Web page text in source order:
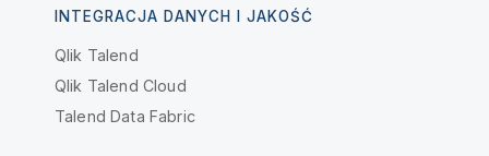
INTEGRACJA DANYCH I JAKOŚĆ
Qlik Talend
Qlik Talend Cloud
Talend Data Fabric